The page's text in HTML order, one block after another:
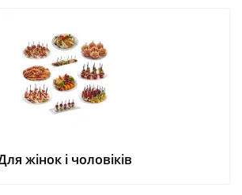
жінок і чоловіків